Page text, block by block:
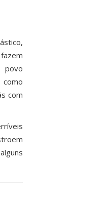
com